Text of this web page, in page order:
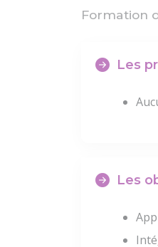
Formation
Les
Les